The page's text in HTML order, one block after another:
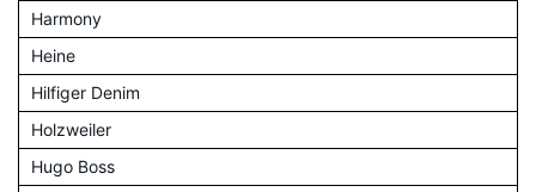
Harmony
Heine
Hilfiger Denim
Holzweiler
Hugo Boss